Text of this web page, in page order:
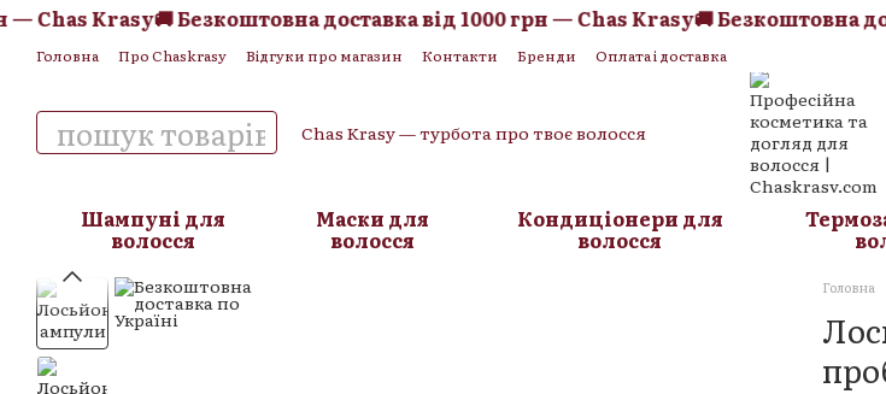
Перейти до основного контенту
Krasy🚚 Безкоштовна доставка від 1000 грн — Chas Krasy🚚 Безкоштовна
Головна Про Chaskrasy Відгуки про магазин Контакти Бренди
Оплата і доставка
Chas Krasy — турбота про твоє волосся
Шампуні для
волосся
Маски для
волосся
Кондиціонери для
волосся
Головна